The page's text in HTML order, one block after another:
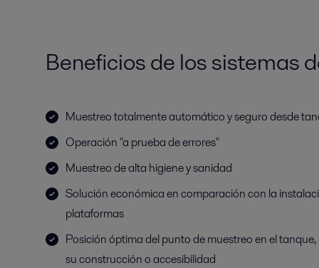
Beneficios de los sistemas
Muestreo totalmente automático y seguro desde
Operación "a prueba de errores"
Muestreo de alta higiene y sanidad
Solución económica en comparación con la
plataformas
Posición óptima del punto de muestreo en el
su construcción o accesibilidad